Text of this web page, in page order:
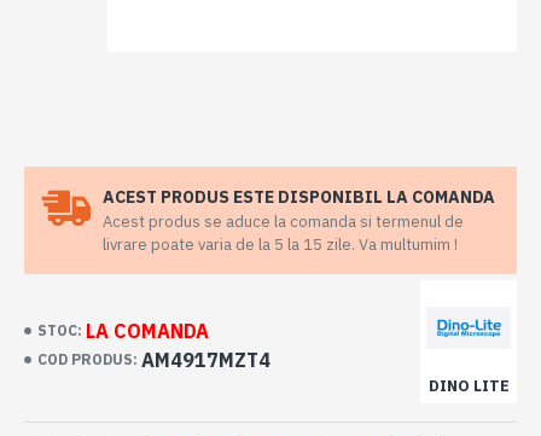
ACEST PRODUS ESTE DISPONIBIL LA COMANDA
Acest produs se aduce la comanda si termenul de
livrare poate varia de la 5 la 15 zile. Va multumim !
STOC: LA COMANDA
COD PRODUS: AM4917MZT4
DINO LITE